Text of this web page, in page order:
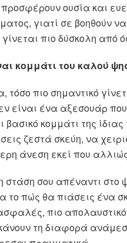
ουσία και
γιατί σε βοηθούν
γίνεται πιο δύσκολη από
κομμάτι του καλού
πιο σημαντικό
είναι ένα αξεσουάρ
κομμάτι της
ζεστά σκεύη, να
άνεση εκεί που
στάση σου απέναντι
πώς θα πιάσεις ένα
πιο
τη διαφορά